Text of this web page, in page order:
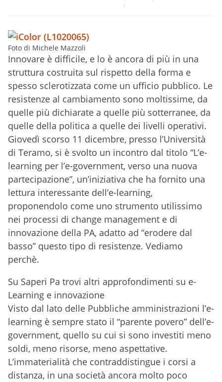
Foto di Michele Mazzoli
Innovare è difficile, e lo è ancora di più in una
struttura costruita sul rispetto della forma e
spesso sclerotizzata come un ufficio pubblico. Le
resistenze al cambiamento sono moltissime, da
quelle più dichiarate a quelle più sotterranee, da
quelle della politica a quelle dei livelli operativi.
Giovedì scorso 11 dicembre, presso l’Università
di Teramo, si è svolto un incontro dal titolo “L’e-
learning per l’e-government, verso una nuova
partecipazione”, un’iniziativa che ha fornito una
lettura interessante dell’e-learning,
proponendolo come uno strumento utilissimo
nei processi di change management e di
innovazione della PA, adatto ad “erodere dal
basso” questo tipo di resistenze. Vediamo
perchè.
Su Saperi Pa trovi altri approfondimenti su e-
Learning e innovazione
Visto dal lato delle Pubbliche amministrazioni l’e-
learning è sempre stato il “parente povero” dell’e-
government, quello su cui si sono investiti meno
soldi, meno risorse, meno aspettative.
L’immaterialità che contraddistingue i corsi a
distanza, in una società ancora molto poco